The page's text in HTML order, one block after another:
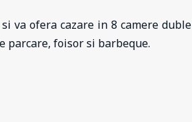
va ofera cazare in 8 camere duble
parcare, foisor si barbeque.